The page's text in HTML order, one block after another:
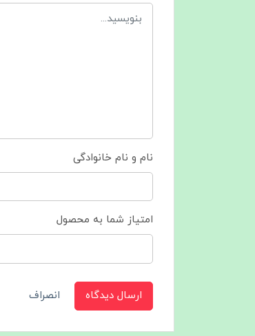
نام و نام خانوادگی
امتیاز شما به محصول
ارسال دیدگاه انصراف